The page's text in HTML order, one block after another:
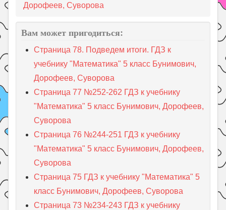
Дорофеев, Суворова
Вам может пригодиться:
Страница 78. Подведем итоги. ГДЗ к
учебнику "Математика" 5 класс Бунимович,
Дорофеев, Суворова
Страница 77 №252-262 ГДЗ к учебнику
"Математика" 5 класс Бунимович, Дорофеев,
Суворова
Страница 76 №244-251 ГДЗ к учебнику
"Математика" 5 класс Бунимович, Дорофеев,
Суворова
Страница 75 ГДЗ к учебнику "Математика" 5
класс Бунимович, Дорофеев, Суворова
Страница 73 №234-243 ГДЗ к учебнику